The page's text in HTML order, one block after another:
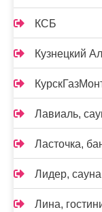
КСБ
Кузнецкий
Лавиаль,
Ласточка,
Лидер, сауна
Лина,